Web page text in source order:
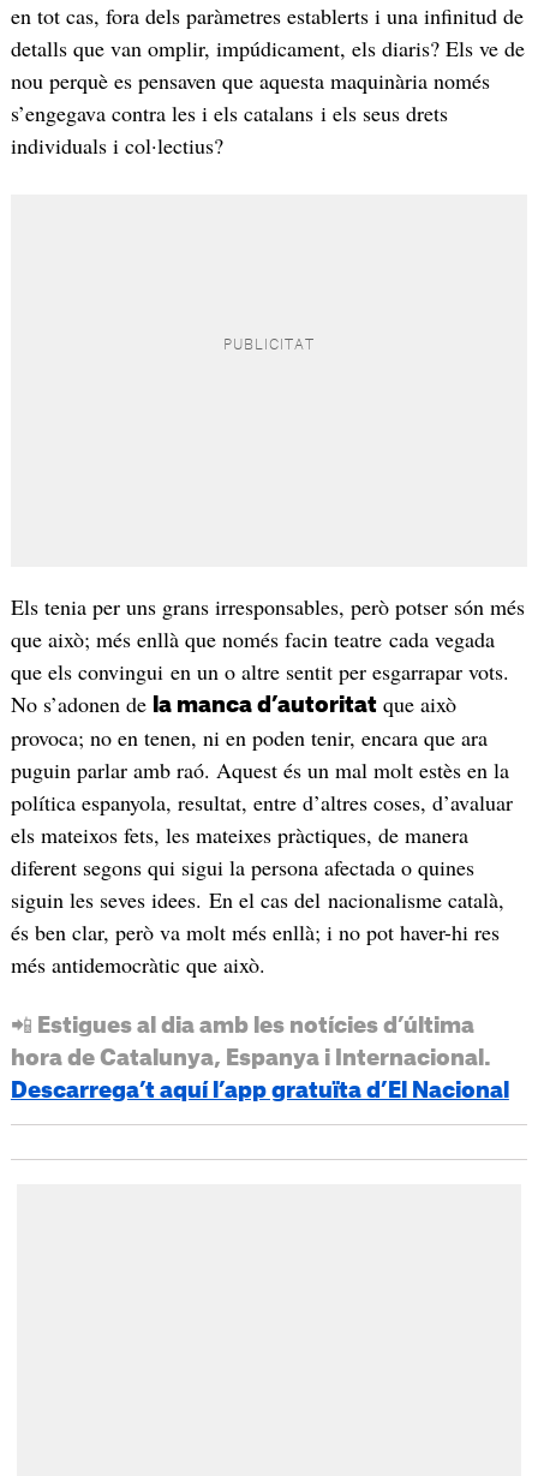
en tot cas, fora dels paràmetres establerts i una infinitud de
detalls que van omplir, impúdicament, els diaris? Els ve de
nou perquè es pensaven que aquesta maquinària només
s’engegava contra les i els catalans i els seus drets
individuals i col·lectius?
Els tenia per uns grans irresponsables, però potser són més
que això; més enllà que només facin teatre cada vegada
que els convingui en un o altre sentit per esgarrapar vots.
No s’adonen de la manca d’autoritatque això
provoca; no en tenen, ni en poden tenir, encara que ara
puguin parlar amb raó. Aquest és un mal molt estès en la
política espanyola, resultat, entre d’altres coses, d’avaluar
els mateixos fets, les mateixes pràctiques, de manera
diferent segons qui sigui la persona afectada o quines
siguin les seves idees. En el cas del nacionalisme català,
és ben clar, però va molt més enllà; i no pot haver-hi res
més antidemocràtic que això.
📲 Estigues al dia amb les notícies d’última
hora de Catalunya, Espanya i Internacional.
Descarrega’t aquí l’app gratuïta d’El Nacional